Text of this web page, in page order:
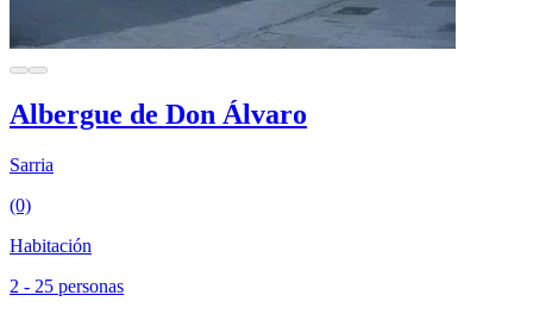
Albergue de Don Álvaro
Sarria
(0)
Habitación
2 - 25 personas